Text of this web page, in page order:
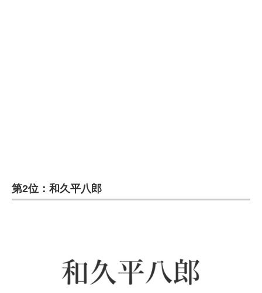
第2位：和久平八郎